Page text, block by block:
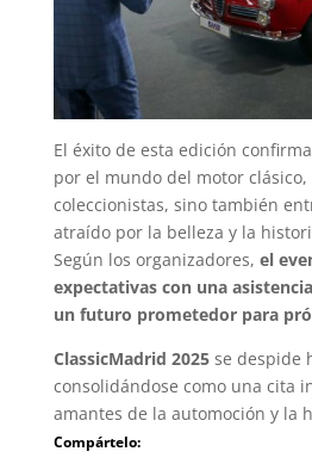
El éxito de esta edición
por el mundo del motor
coleccionistas, sino también
atraído por la belleza y la
Según los organizadores, el
expectativas con una
un futuro prometedor para
ClassicMadrid 2025se despide
consolidándose como una cita
amantes de la automoción y la
Compártelo: